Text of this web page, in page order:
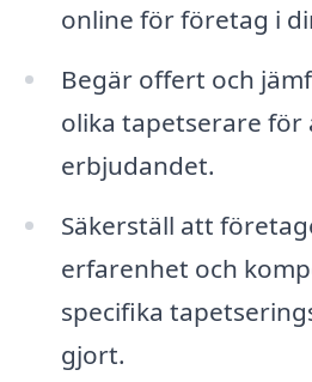
online för företag i
Begär offert och
olika tapetserare för
erbjudandet.
Säkerställ att
erfarenhet och
specifika
gjort.